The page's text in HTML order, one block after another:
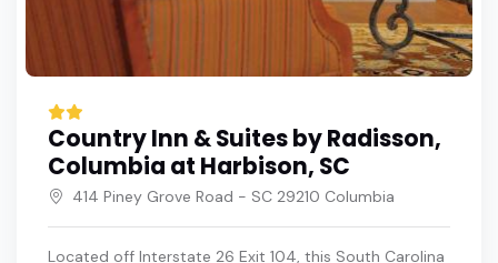
Country Inn & Suites by Radisson,
Columbia at Harbison, SC
414 Piney Grove Road - SC 29210 Columbia
Located off Interstate 26 Exit 104, this South Carolina